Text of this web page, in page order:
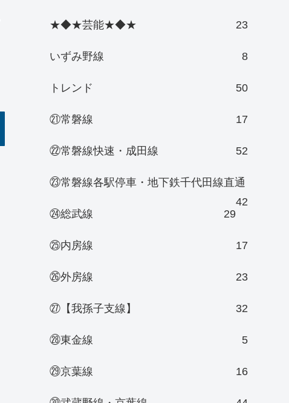
★◆★芸能★◆★ 23
いずみ野線 8
トレンド 50
㉑常磐線 17
㉒常磐線快速・成田線 52
㉓常磐線各駅停車・地下鉄千代田線直通
42
㉔総武線
29
㉕内房線 17
㉖外房線 23
㉗【我孫子支線】 32
㉘東金線 5
㉙京葉線 16